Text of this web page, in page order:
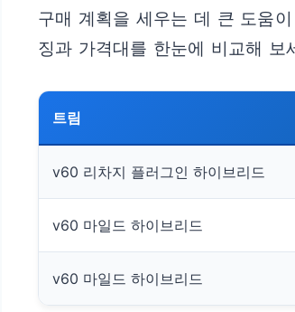
구매 계획을 세우는 데 큰 도움
징과 가격대를 한눈에 비교해
트림
v60 리차지 플러그인 하이브리드
v60 마일드 하이브리드
v60 마일드 하이브리드